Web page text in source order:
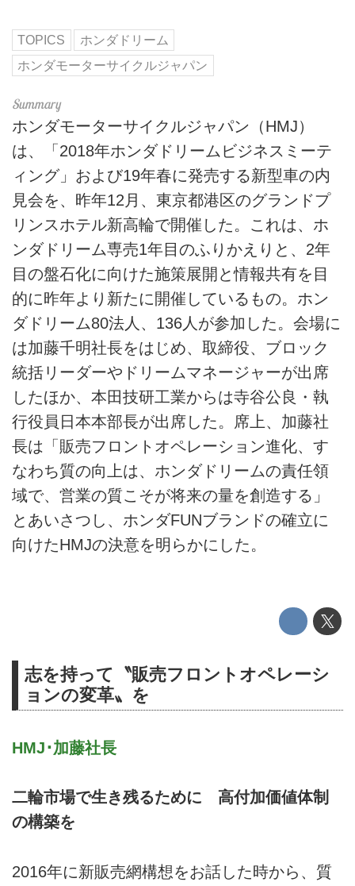
TOPICS
ホンダドリーム
ホンダモーターサイクルジャパン
ホンダモーターサイクルジャパン（HMJ）
は、「2018年ホンダドリームビジネスミーテ
ィング」および19年春に発売する新型車の内
見会を、昨年12月、東京都港区のグランドプ
リンスホテル新高輪で開催した。これは、ホ
ンダドリーム専売1年目のふりかえりと、2年
目の盤石化に向けた施策展開と情報共有を目
的に昨年より新たに開催しているもの。ホン
ダドリーム80法人、136人が参加した。会場に
は加藤千明社長をはじめ、取締役、ブロック
統括リーダーやドリームマネージャーが出席
したほか、本田技研工業からは寺谷公良・執
行役員日本本部長が出席した。席上、加藤社
長は「販売フロントオペレーション進化、す
なわち質の向上は、ホンダドリームの責任領
域で、営業の質こそが将来の量を創造する」
とあいさつし、ホンダFUNブランドの確立に
向けたHMJの決意を明らかにした。
志を持って〝販売フロントオペレーシ
ョンの変革〟を
HMJ･加藤社長
二輪市場で生き残るために 高付加価値体制
の構築を
2016年に新販売網構想をお話した時から、質